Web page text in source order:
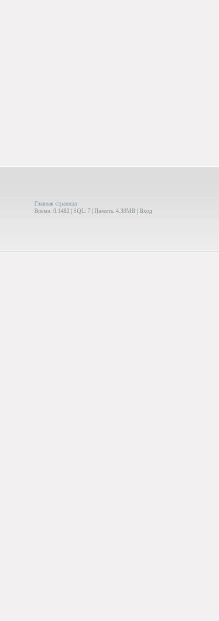
Главная страница
Время: 0.1482 | SQL: 7 | Память: 4.38MB Вход